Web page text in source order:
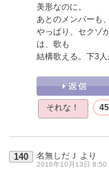
美形なのに。
あとのメンバーも
やっぱり、セクゾ
は、歌も
結構歌える。下3
それな！ 45
140 名無しだＪ より
2016年10月13日 8:50